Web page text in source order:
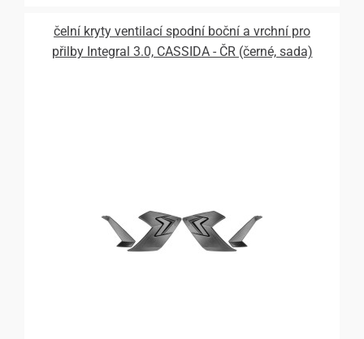
čelní kryty ventilací spodní boční a vrchní pro
přilby Integral 3.0, CASSIDA - ČR (černé, sada)